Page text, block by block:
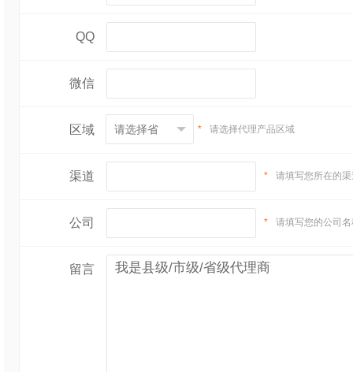
QQ
微信
区域 * 请选择代理产品区域
渠道 * 请填写您所在的
公司 * 请填写您的公司
留言